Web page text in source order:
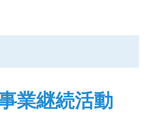
業継続活動